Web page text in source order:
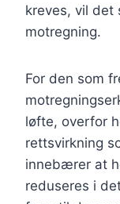
kreves, vil det
motregning.
For den som
løfte, overfor
rettsvirkning
innebærer at
reduseres i